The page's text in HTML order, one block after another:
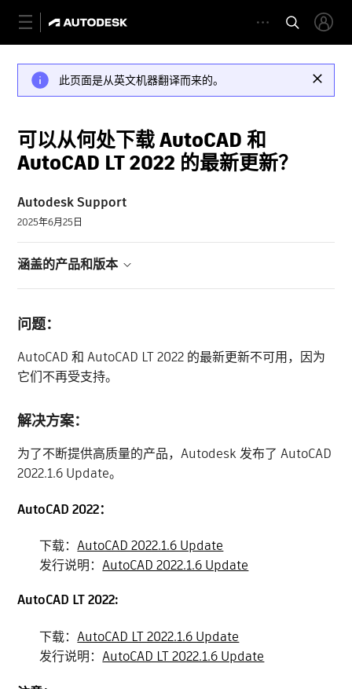
此页面是从英文机器翻译而来的。
可以从何处下载 AutoCAD 和
AutoCAD LT 2022 的最新更新？
Autodesk Support
2025年6月25日
涵盖的产品和版本
问题：
AutoCAD 和 AutoCAD LT 2022 的最新更新不可用，因为
它们不再受支持。
解决方案：
为了不断提供高质量的产品，Autodesk 发布了 AutoCAD
2022.1.6 Update。
AutoCAD 2022：
下载：AutoCAD 2022.1.6 Update
发行说明：AutoCAD 2022.1.6 Update
AutoCAD LT 2022:
下载：AutoCAD LT 2022.1.6 Update
发行说明：AutoCAD LT 2022.1.6 Update